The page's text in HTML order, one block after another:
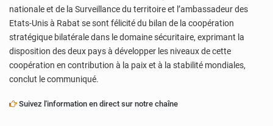
nationale et de la Surveillance du territoire et l’ambassadeur des
Etats-Unis à Rabat se sont félicité du bilan de la coopération
stratégique bilatérale dans le domaine sécuritaire, exprimant la
disposition des deux pays à développer les niveaux de cette
coopération en contribution à la paix et à la stabilité mondiales,
conclut le communiqué.
Suivez l'information en direct sur notre chaîne